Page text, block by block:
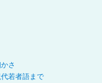
さ
若者語まで